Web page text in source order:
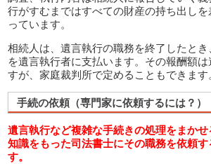
行がすむまではすべての財産の持ち出し
っています。
相続人は、遺言執行の職務を終了したと
を遺言執行者に支払います。その報酬額
すが、家庭裁判所で定めることもできます
手続の依頼（専門家に依頼するには？）
遺言執行など複雑な手続きの処理をまか
知識をもった司法書士にその職務を依頼
す。